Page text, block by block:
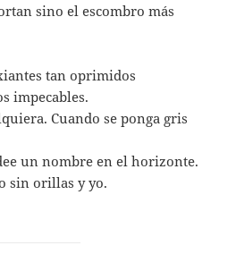
sino el escombro más
tan oprimidos
impecables.
Cuando se ponga gris
un nombre en el horizonte.
sin orillas y yo.